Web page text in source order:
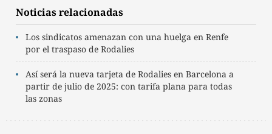
Noticias relacionadas
Los sindicatos amenazan con una huelga en Renfe
por el traspaso de Rodalies
Así será la nueva tarjeta de Rodalies en Barcelona a
partir de julio de 2025: con tarifa plana para todas
las zonas